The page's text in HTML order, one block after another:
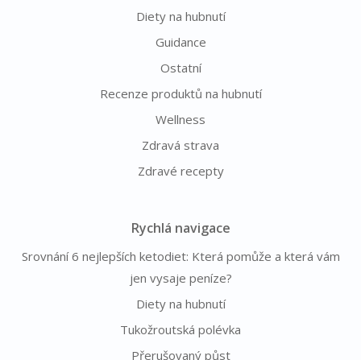
Diety na hubnutí
Guidance
Ostatní
Recenze produktů na hubnutí
Wellness
Zdravá strava
Zdravé recepty
Rychlá navigace
Srovnání 6 nejlepších ketodiet: Která pomůže a která vám
jen vysaje peníze?
Diety na hubnutí
Tukožroutská polévka
Přerušovaný půst